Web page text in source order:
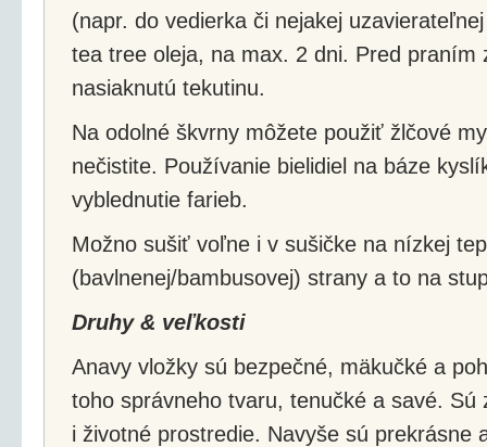
(napr. do vedierka či nejakej
tea tree oleja, na max. 2 dni. Pred praním
nasiaknutú tekutinu.
Na odolné škvrny môžete použiť žlčové
nečistite. Používanie bielidiel na báze
vyblednutie farieb.
Možno sušiť voľne i v sušičke na nízkej
(bavlnenej/bambusovej) strany a to na
Druhy & veľkosti
Anavy vložky sú bezpečné, mäkučké a
toho správneho tvaru, tenučké a savé.
i životné prostredie. Navyše sú prekrásne